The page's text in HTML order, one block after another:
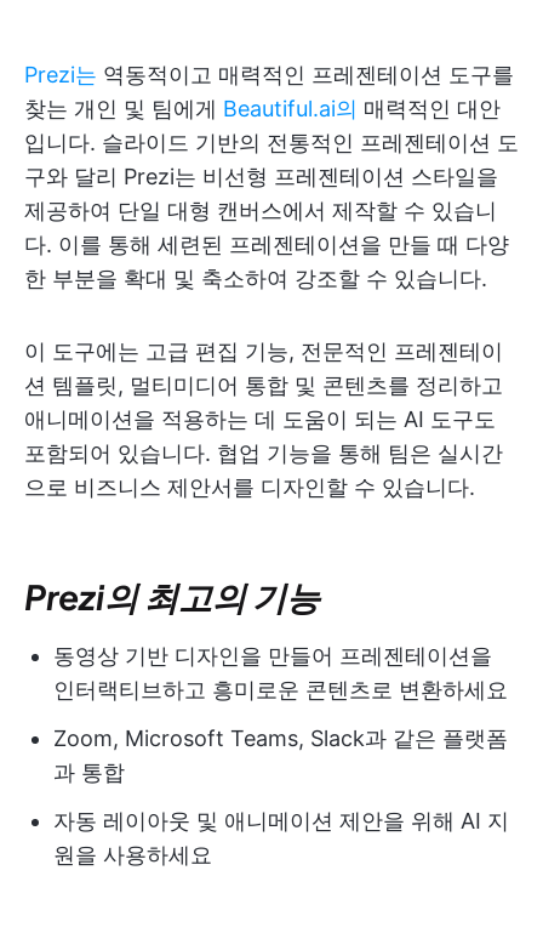
Prezi는 역동적이고 매력적인 프레젠테이션 도구를
찾는 개인 및 팀에게 Beautiful.ai의 매력적인 대안
입니다. 슬라이드 기반의 전통적인 프레젠테이션 도
구와 달리 Prezi는 비선형 프레젠테이션 스타일을
제공하여 단일 대형 캔버스에서 제작할 수 있습니
다. 이를 통해 세련된 프레젠테이션을 만들 때 다양
한 부분을 확대 및 축소하여 강조할 수 있습니다.
이 도구에는 고급 편집 기능, 전문적인 프레젠테이
션 템플릿, 멀티미디어 통합 및 콘텐츠를 정리하고
애니메이션을 적용하는 데 도움이 되는 AI 도구도
포함되어 있습니다. 협업 기능을 통해 팀은 실시간
으로 비즈니스 제안서를 디자인할 수 있습니다.
Prezi의 최고의 기능
동영상 기반 디자인을 만들어 프레젠테이션을
인터랙티브하고 흥미로운 콘텐츠로 변환하세요
Zoom, Microsoft Teams, Slack과 같은 플랫폼
과 통합
자동 레이아웃 및 애니메이션 제안을 위해 AI 지
원을 사용하세요